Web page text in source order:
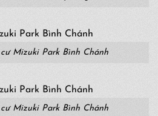
Mizuki Park Bình Chánh
Mizuki Park Bình Chánh